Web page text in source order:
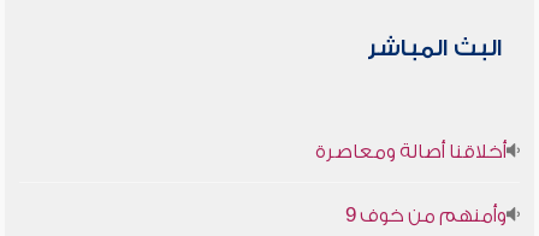
البث المباشر
أخلاقنا أصالة ومعاصرة
وأمنهم من خوف 9